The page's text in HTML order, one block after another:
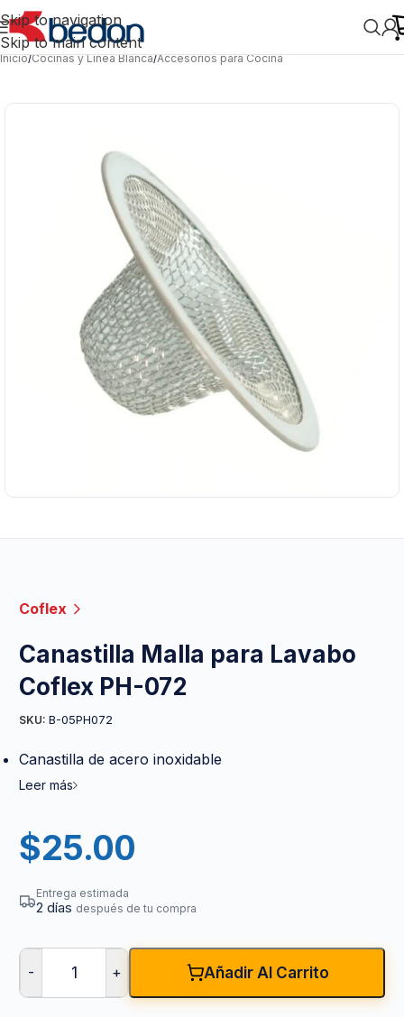
Skip to navigation
Skip to main content
Inicio/Cocinas y Línea Blanca/Accesorios para Cocina
Coflex
Canastilla Malla para Lavabo
Coflex PH-072
SKU: B-05PH072
Canastilla de acero inoxidable
Leer más
$25.00
Entrega estimada
2 días después de tu compra
- + Añadir Al Carrito